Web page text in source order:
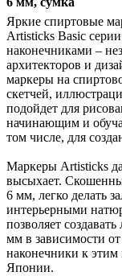
Яркие спиртовые
Artisticks Basic
наконечниками –
архитекторов и
маркеры на
скетчей,
подойдет для
начинающим и
том числе, для
Маркеры Artisticks
высыхает.
6 мм, легко делать
интерьерными
позволяет
мм в зависимости
наконечники к этим
Японии.